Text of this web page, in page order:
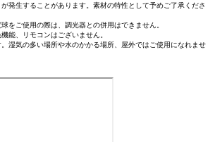
発生することがあります。素材の特性として予めご了承くださ
をご使用の際は、調光器との併用はできません。
能、リモコンはございません。
。湿気の多い場所や水のかかる場所、屋外ではご使用になれませ